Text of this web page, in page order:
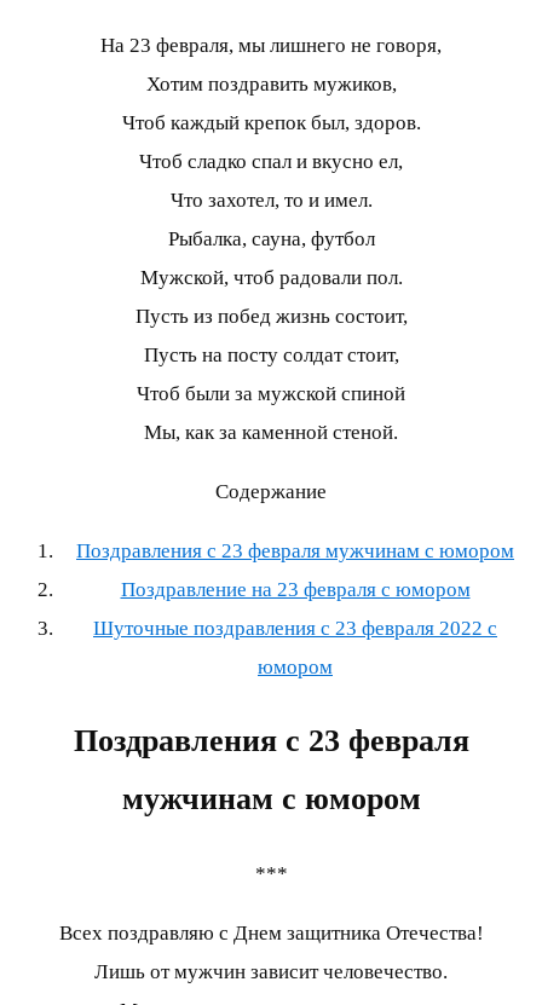
На 23 февраля, мы лишнего не говоря,
Хотим поздравить мужиков,
Чтоб каждый крепок был, здоров.
Чтоб сладко спал и вкусно ел,
Что захотел, то и имел.
Рыбалка, сауна, футбол
Мужской, чтоб радовали пол.
Пусть из побед жизнь состоит,
Пусть на посту солдат стоит,
Чтоб были за мужской спиной
Мы, как за каменной стеной.
Содержание
Поздравления с 23 февраля мужчинам с юмором
Поздравление на 23 февраля с юмором
Шуточные поздравления с 23 февраля 2022 с
юмором
Поздравления с 23 февраля
мужчинам с юмором
***
Всех поздравляю с Днем защитника Отечества!
Лишь от мужчин зависит человечество.